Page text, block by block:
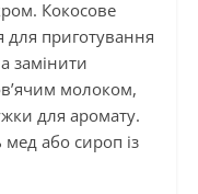
Кокосове
для приготування
замінити
молоком,
для аромату.
або сироп із